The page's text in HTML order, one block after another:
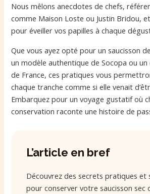
Nous mêlons anecdotes de chefs,
comme Maison Loste ou Justin Bridou,
pour éveiller vos papilles à chaque
Que vous ayez opté pour un saucisson
un modèle authentique de Socopa ou un
de France, ces pratiques vous
chaque tranche comme si elle venait
Embarquez pour un voyage gustatif où
conservation raconte une histoire de
L’article en bref
Découvrez des secrets pratiques et
pour conserver votre saucisson sec